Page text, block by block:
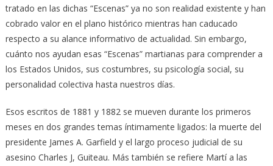
tratado en las dichas “Escenas” ya no son realidad existente y han
cobrado valor en el plano histórico mientras han caducado
respecto a su alance informativo de actualidad. Sin embargo,
cuánto nos ayudan esas “Escenas” martianas para comprender a
los Estados Unidos, sus costumbres, su psicología social, su
personalidad colectiva hasta nuestros días.
Esos escritos de 1881 y 1882 se mueven durante los primeros
meses en dos grandes temas íntimamente ligados: la muerte del
presidente James A. Garfield y el largo proceso judicial de su
asesino Charles J, Guiteau. Más también se refiere Martí a las